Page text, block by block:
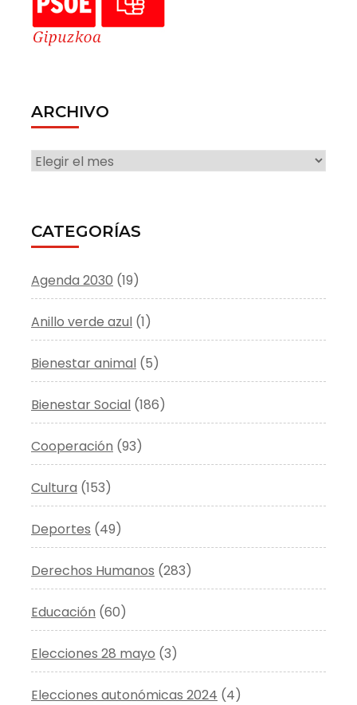
ARCHIVO
ARCHIVO
CATEGORÍAS
Agenda 2030 (19)
Anillo verde azul (1)
Bienestar animal (5)
Bienestar Social (186)
Cooperación (93)
Cultura (153)
Deportes (49)
Derechos Humanos (283)
Educación (60)
Elecciones 28 mayo (3)
Elecciones autonómicas 2024 (4)